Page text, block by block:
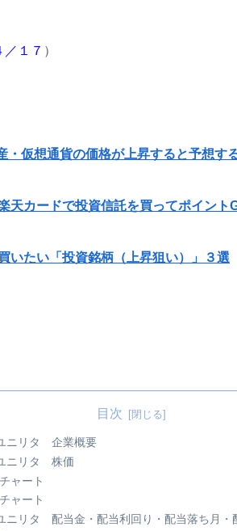
／１７ ）
・仮想通貨の価格が上昇すると予想す
カードで投資信託を買ってポイント
いたい「投資銘柄（上昇狙い）」３選
目次
ニリタ 企業概要
ニリタ 株価
ャート
ャート
ニリタ 配当金・配当利回り・配当落ち月・